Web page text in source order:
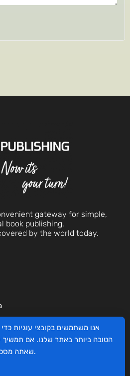
gateway for simple,
book publishing.
by the world today.
אנו משתמשים בקובצי עוגיות
הטובה ביותר באתר שלנו. אם
שאתהשלנו.